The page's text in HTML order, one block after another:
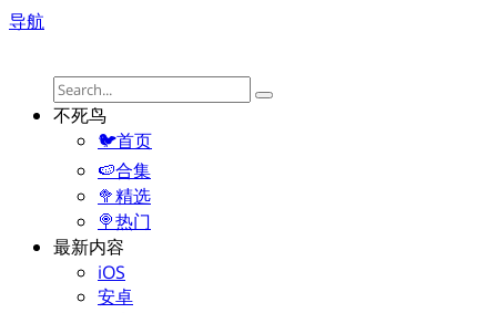
导航
不死鸟
🐦首页
🍉合集
🥦精选
🍭热门
最新内容
iOS
安卓